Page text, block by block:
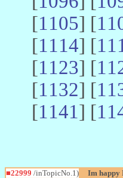
[1105] [
[1114] [
[1123] [
[1132] [
[1141] [
■22999 /inTopicNo.1) Im happy